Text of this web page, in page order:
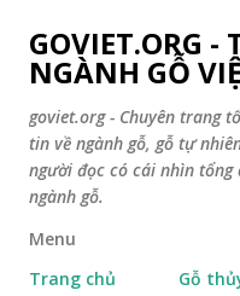
GOVIET.ORG -
NGÀNH GỖ
goviet.org - Chuyên trang
tin về ngành gỗ, gỗ tự
người đọc có cái nhìn tổng
ngành gỗ.
Menu
Trang chủ
Gỗ